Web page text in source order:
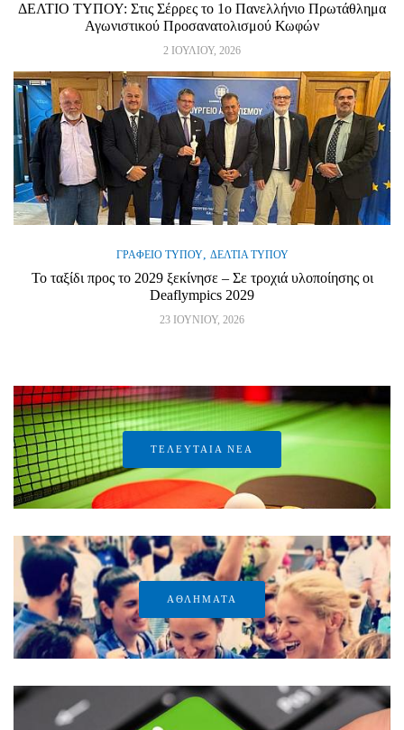
ΔΕΛΤΙΟ ΤΥΠΟΥ: Στις Σέρρες το 1ο Πανελλήνιο Πρωτάθλημα
Αγωνιστικού Προσανατολισμού Κωφών
2 ΙΟΥΛΊΟΥ, 2026
ΓΡΑΦΕΊΟ ΤΎΠΟΥ, ΔΕΛΤΊΑ ΤΎΠΟΥ
Το ταξίδι προς το 2029 ξεκίνησε – Σε τροχιά υλοποίησης οι
Deaflympics 2029
23 ΙΟΥΝΊΟΥ, 2026
ΤΕΛΕΥΤΑΙΑ ΝΕΑ
ΑΘΛΗΜΑΤΑ